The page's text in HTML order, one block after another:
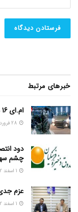
خبرهای مرتبط
ام.ای 16 مگاموتور یک سروگردن بالاتر از همه
دود
چشم
عزم